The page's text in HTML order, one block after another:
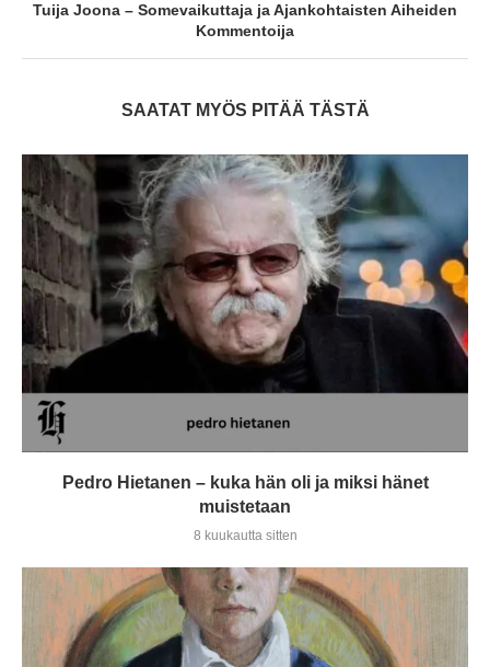
Tuija Joona – Somevaikuttaja ja Ajankohtaisten Aiheiden
Kommentoija
SAATAT MYÖS PITÄÄ TÄSTÄ
Pedro Hietanen – kuka hän oli ja miksi hänet
muistetaan
8 kuukautta sitten